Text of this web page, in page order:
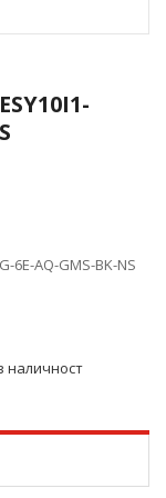
6E-AQ-GMS-BK-NS
наличност